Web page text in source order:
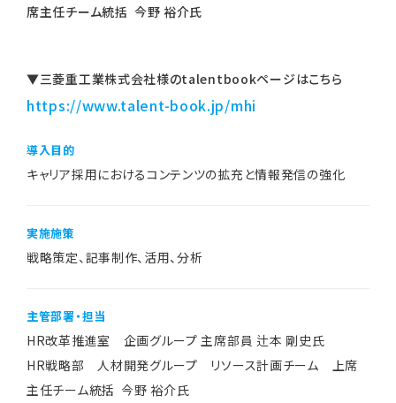
導入目的
キャリア採用におけるコンテンツの拡充と情報発信の強化
実施施策
戦略策定、記事制作、活用、分析
主管部署・担当
HR改革推進室 企画グループ 主席部員 辻本 剛史氏
HR戦略部 人材開発グループ リソース計画チーム 上席
主任チーム統括 今野 裕介氏
席主任チーム統括 今野 裕介氏
▼三菱重工業株式会社様のtalentbookページはこちら
https://www.talent-book.jp/mhi